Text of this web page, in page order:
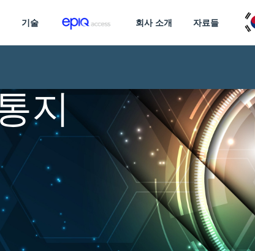
기술 회사 소개 자료들
지